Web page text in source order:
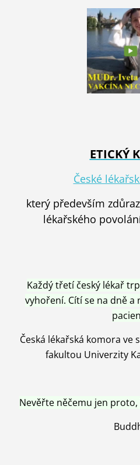
ETICKÝ
České
který především
lékařského
Každý třetí český lékař
vyhoření. Cítí se na dně a
Česká lékařská komora ve
fakultou Univerzity
Nevěřte něčemu jen